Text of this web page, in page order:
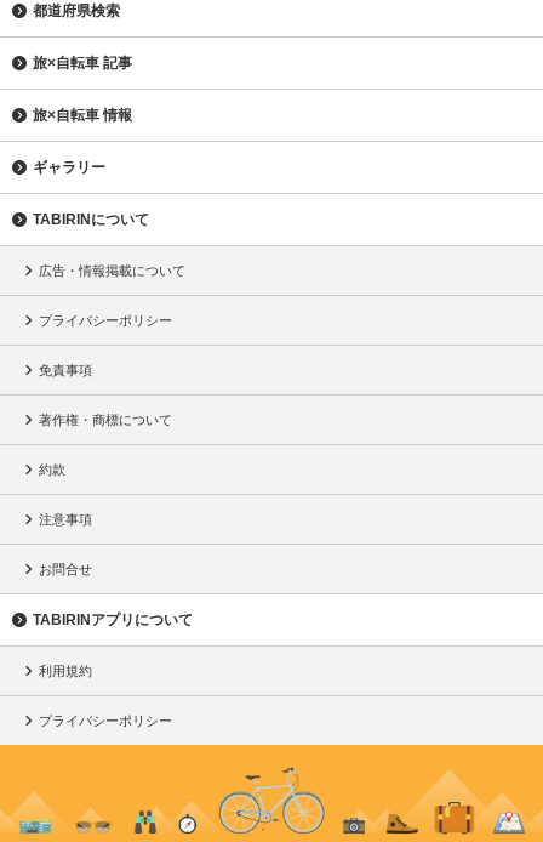
都道府県検索
旅×自転車 記事
旅×自転車 情報
ギャラリー
TABIRINについて
広告・情報掲載について
プライバシーポリシー
免責事項
著作権・商標について
約款
注意事項
お問合せ
TABIRINアプリについて
利用規約
プライバシーポリシー